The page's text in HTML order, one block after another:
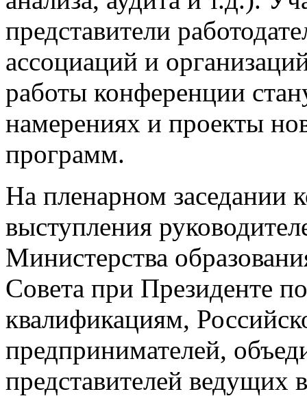
представители
ассоциаций и
работы конференции
намерениях и проекты
программ.
На пленарном заседании
выступления
Министерства
Совета при Президенте
квалификациям,
предпринимателей,
представителей ведущих